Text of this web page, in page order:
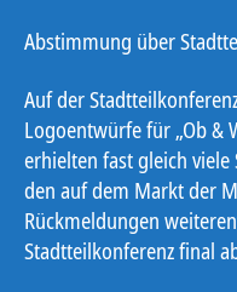
Abstimmung über
Auf der
Logoentwürfe für „Ob &
erhielten fast gleich
den auf dem Markt der
Rückmeldungen
Stadtteilkonferenz final